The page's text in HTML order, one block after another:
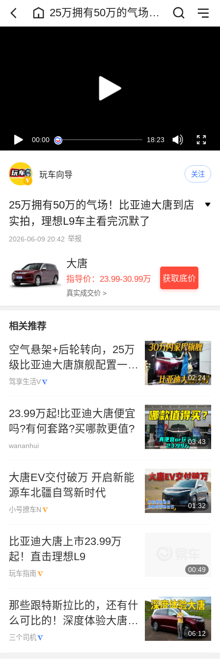
25万拥有50万的气场！
比亚迪大唐到店实拍，
00:00 18:23
玩车向导 关注
25万拥有50万的气场！比亚迪大唐到店
实拍，理想L9车主看完沉默了
2026-06-09 20:42 举报
大唐
指导价：23.99-30.99万
真实成交价 >
获取底价
相关推荐
空气悬架+后轮转向，25万
级比亚迪大唐旗舰配置一步
到位
驾享生活V
02:24
23.99万起!比亚迪大唐便宜
吗?有何套路?买哪款更值?
wananhui
03:43
大唐EV交付破万 开启新能
源车北疆自驾新时代
小号撩车N
01:32
比亚迪大唐上市23.99万
起！直击理想L9
玩车指南
00:49
那些跟特斯拉比的，还有什
么可比的！深度体验大唐
EV
三个司机
06:12